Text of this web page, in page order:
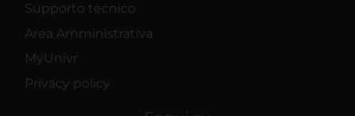
Supporto tecnico
Area Amministrativa
MyUnivr
Privacy policy